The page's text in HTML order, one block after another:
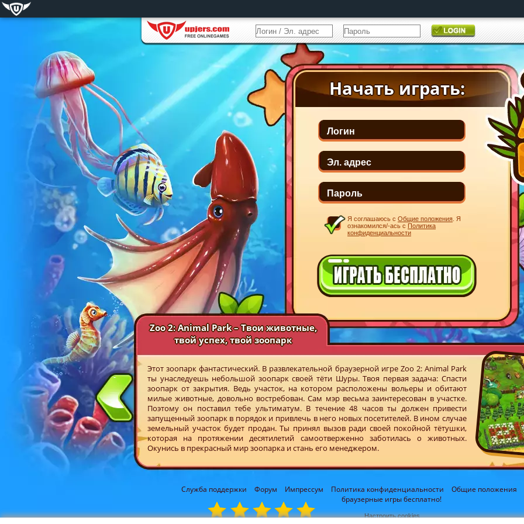
Служба поддержки Форум Импрессум Политика конфиденциальности Общие положения
браузерные игры бесплатно!
Настроить cookies
Zoo 2: Animal Park – Твои животные,
твой успех, твой зоопарк
Этот зоопарк фантастический. В развлекательной браузерной игре Zoo 2: Animal Park
ты унаследуешь небольшой зоопарк своей тёти Шуры. Твоя первая задача: Спасти
зоопарк от закрытия. Ведь участок, на котором расположены вольеры и обитают
милые животные, довольно востребован. Сам мэр весьма заинтересован в участке.
Поэтому он поставил тебе ультиматум. В течение 48 часов ты должен привести
запущенный зоопарк в порядок и привлечь в него новых посетителей. В ином случае
земельный участок будет продан. Ты принял вызов ради своей покойной тётушки,
которая на протяжении десятилетий самоотверженно заботилась о животных.
Окунись в прекрасный мир зоопарка и стань его менеджером.
Я соглашаюсь с Общие положения . Я
ознакомился/-ась с Политика
конфиденциальности